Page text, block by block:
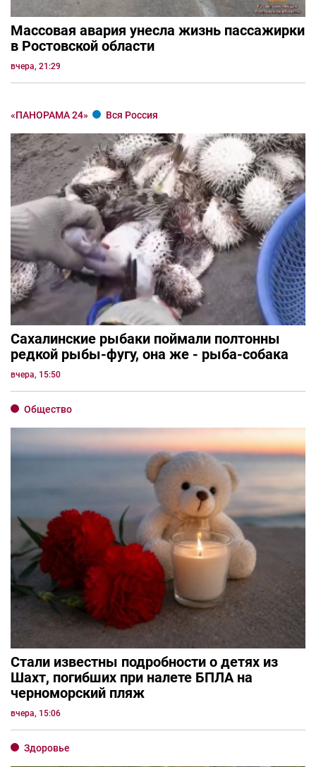
Массовая авария унесла жизнь пассажирки
в Ростовской области
вчера, 21:29
«ПАНОРАМА 24» Вся Россия
Сахалинские рыбаки поймали полтонны
редкой рыбы-фугу, она же - рыба-собака
вчера, 15:50
Общество
Стали известны подробности о детях из
Шахт, погибших при налете БПЛА на
черноморский пляж
вчера, 15:06
Здоровье